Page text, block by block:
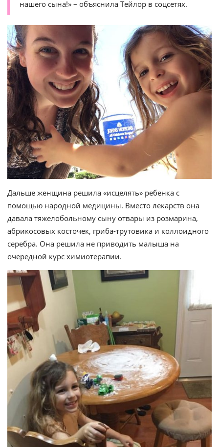
нашего сына!» – объяснила Тейлор в соцсетях.
Дальше женщина решила «исцелять» ребенка с
помощью народной медицины. Вместо лекарств она
давала тяжелобольному сыну отвары из розмарина,
абрикосовых косточек, гриба-трутовика и коллоидного
серебра. Она решила не приводить малыша на
очередной курс химиотерапии.